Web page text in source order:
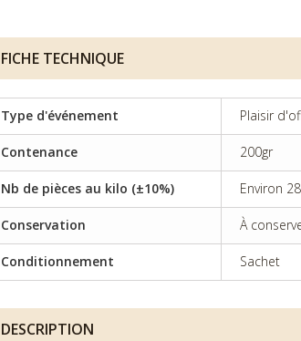
FICHE TECHNIQUE
Type d'événement Plaisir
Contenance 200gr
Nb de pièces au kilo (±10%) Environ
Conservation À
Conditionnement Sachet
DESCRIPTION